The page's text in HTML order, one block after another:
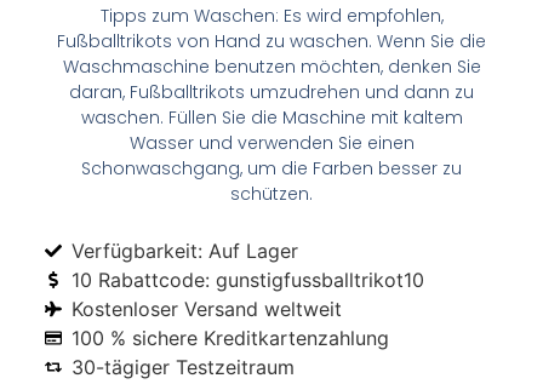
Tipps zum Waschen: Es wird empfohlen,
Fußballtrikots von Hand zu waschen. Wenn Sie die
Waschmaschine benutzen möchten, denken Sie
daran, Fußballtrikots umzudrehen und dann zu
waschen. Füllen Sie die Maschine mit kaltem
Wasser und verwenden Sie einen
Schonwaschgang, um die Farben besser zu
schützen.
Verfügbarkeit: Auf Lager
10 Rabattcode: gunstigfussballtrikot10
Kostenloser Versand weltweit
100 % sichere Kreditkartenzahlung
30-tägiger Testzeitraum